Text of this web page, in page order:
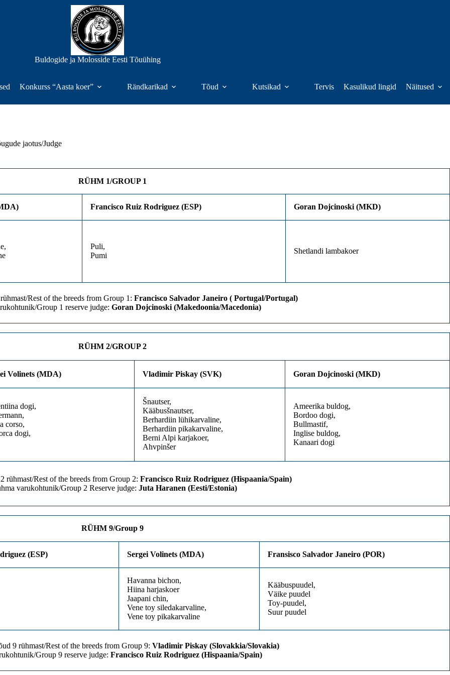
Buldogide ja Molosside Eesti Tõuühing
Konkurss “Aasta koer” Rändkarikad Tõud Kutsikad Tervis Kasulikud lingid Näitused
jaotus/Judge
RÜHM 1/GROUP 1
Francisco Ruiz Rodriguez (ESP) Goran Dojcinoski (MKD)
Puli,
Pumi
Shetlandi lambakoer
Rest of the breeds from Group 1: Francisco Salvador Janeiro ( Portugal/Portugal)
Group 1 reserve judge: Goran Dojcinoski (Makedoonia/Macedonia)
RÜHM 2/GROUP 2
Volinets (MDA) Vladimir Piskay (SVK) Goran Dojcinoski (MKD)
dogi,
corso,
dogi,
Šnautser,
Kääbusšnautser,
Berhardiin lühikarvaline,
Berhardiin pikakarvaline,
Berni Alpi karjakoer,
Ahvpinšer
Ameerika buldog,
Bordoo dogi,
Bullmastif,
Inglise buldog,
Kanaari dogi
rühmast/Rest of the breeds from Group 2: Francisco Ruiz Rodriguez (Hispaania/Spain)
varukohtunik/Group 2 Reserve judge: Juta Haranen (Eesti/Estonia)
RÜHM 9/Group 9
(ESP) Sergei Volinets (MDA) Fransisco Salvador Janeiro (POR)
Havanna bichon,
Hiina harjaskoer
Jaapani chin,
Vene toy siledakarvaline,
Vene toy pikakarvaline
Kääbuspuudel,
Väike puudel
Toy-puudel,
Suur puudel
9 rühmast/Rest of the breeds from Group 9: Vladimir Piskay (Slovakkia/Slovakia)
Group 9 reserve judge: Francisco Ruiz Rodriguez (Hispaania/Spain)